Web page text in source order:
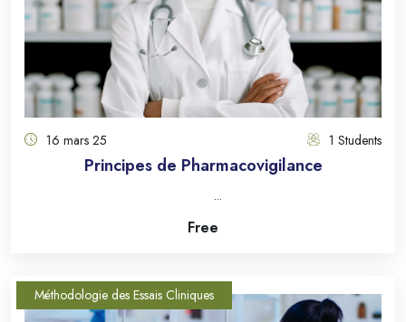
16 mars 25 1 Students
Principes de Pharmacovigilance
...
Free
Méthodologie des Essais Cliniques